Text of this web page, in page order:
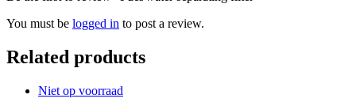
You must be logged in to post a review.
Related products
Niet op voorraad